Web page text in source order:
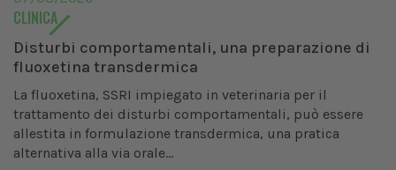
CLINICA
Disturbi comportamentali, una preparazione di
fluoxetina transdermica
La fluoxetina, SSRI impiegato in veterinaria per il
trattamento dei disturbi comportamentali, può essere
allestita in formulazione transdermica, una pratica
alternativa alla via orale...